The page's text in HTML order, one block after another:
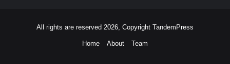
All rights are reserved 2026, Copyright TandemPress
Home About Team